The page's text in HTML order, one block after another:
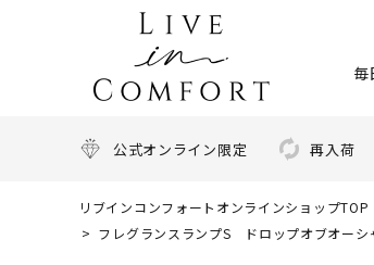
毎
公式オンライン限定 再入荷
リブインコンフォートオンラインショップTOP
フレグランスランプS ドロップオブオーシ